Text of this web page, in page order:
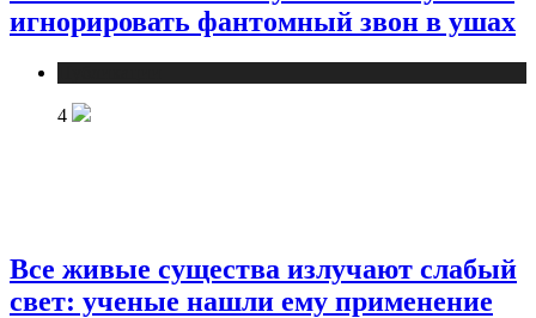
игнорировать фантомный звон в ушах
4
Все живые существа излучают слабый
свет: ученые нашли ему применение